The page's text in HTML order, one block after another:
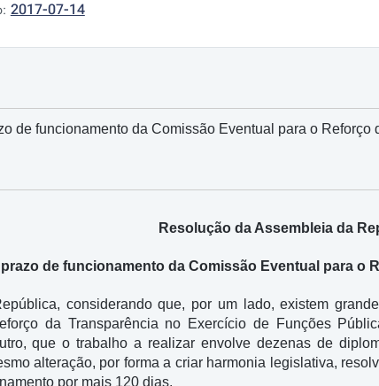
2017-07-14
de funcionamento da Comissão Eventual para o
Resolução da Assembleia da
de funcionamento da Comissão Eventual para
considerando que, por um lado, existem
da Transparência no Exercício de Funções
que o trabalho a realizar envolve dezenas de
alteração, por forma a criar harmonia legislativa,
por mais 120 dias.